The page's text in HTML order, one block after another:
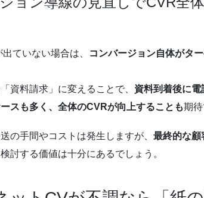
ていない場合は、 コンバージョン自体がタ
資料請求」に変えることで、 資料到着後に
スも多く、全体のCVRが向上することも期待
の手間やコストは発生しますが、 最終的な顧
討する価値は十分にあるでしょう。